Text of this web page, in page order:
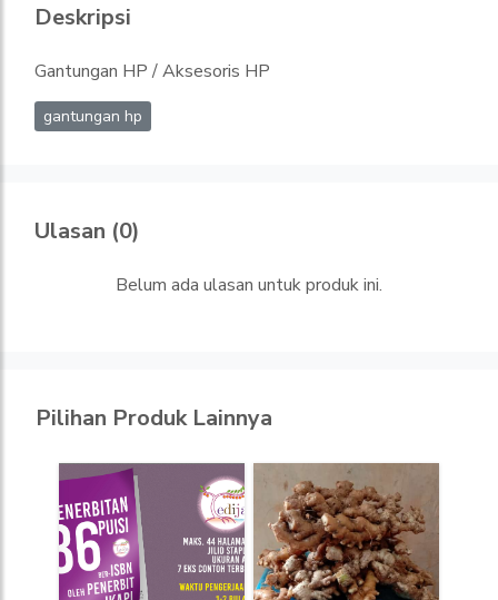
Deskripsi
Gantungan HP / Aksesoris HP
gantungan hp
Ulasan (0)
Belum ada ulasan untuk produk ini.
Pilihan Produk Lainnya